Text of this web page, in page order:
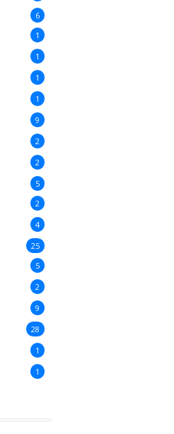
6
1
1
1
1
9
2
2
5
2
4
25
5
2
9
28
1
1